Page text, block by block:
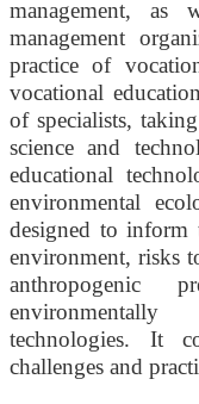
management,
management
practice of
vocational
of specialists,
science and
educational
environmental
designed to inform
environment, risks
anthropogenic
technologies. It
challenges and